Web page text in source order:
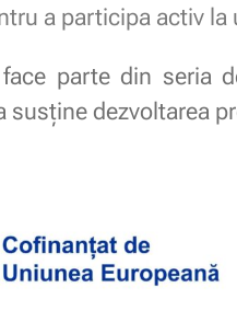
a participa activ
parte din seria
susține dezvoltarea